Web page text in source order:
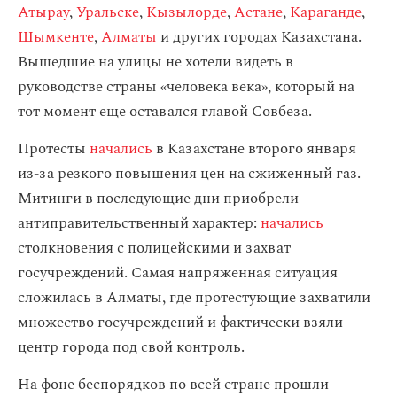
Атырау,Уральске,Кызылорде,Астане,Караганде,
Шымкенте,Алматы и других городах Казахстана.
Вышедшие на улицы не хотели видеть в
руководстве страны «человека века», который на
тот момент еще оставался главой Совбеза.
Протесты начались в Казахстане второго января
из-за резкого повышения цен на сжиженный газ.
Митинги в последующие дни приобрели
антиправительственный характер: начались
столкновения с полицейскими и захват
госучреждений. Самая напряженная ситуация
сложилась в Алматы, где протестующие захватили
множество госучреждений и фактически взяли
центр города под свой контроль.
На фоне беспорядков по всей стране прошли